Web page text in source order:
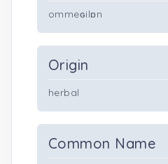
ommeɢilɒn
Origin
herbal
Common Name